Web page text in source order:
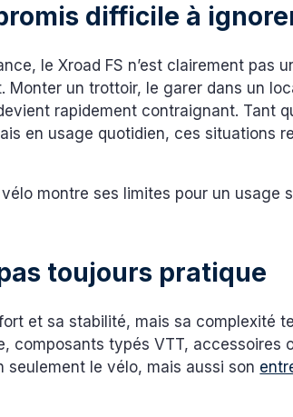
difficile à
le Xroad FS n’est clairement pas
Monter un trottoir, le garer dans un
rapidement contraignant. Tant
en usage quotidien, ces situations
vélo montre ses limites pour un usage
toujours pratique
et sa stabilité, mais sa complexité
composants typés VTT, accessoires
le vélo, mais aussi son